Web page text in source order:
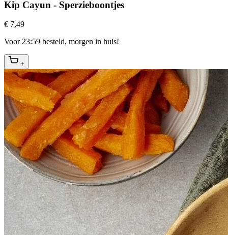
Kip Cayun - Sperzieboontjes
€ 7,49
Voor 23:59 besteld, morgen in huis!
+